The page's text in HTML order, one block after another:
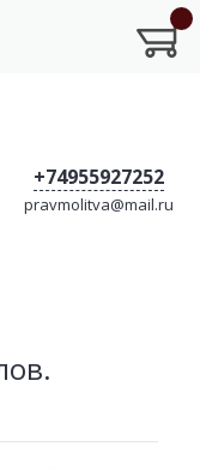
+74955927252
pravmolitva@mail.ru